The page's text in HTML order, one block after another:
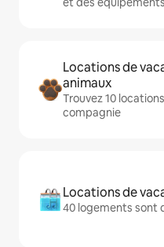
Locations de
animaux
Trouvez 10
compagnie
Locations de
40 logements sont